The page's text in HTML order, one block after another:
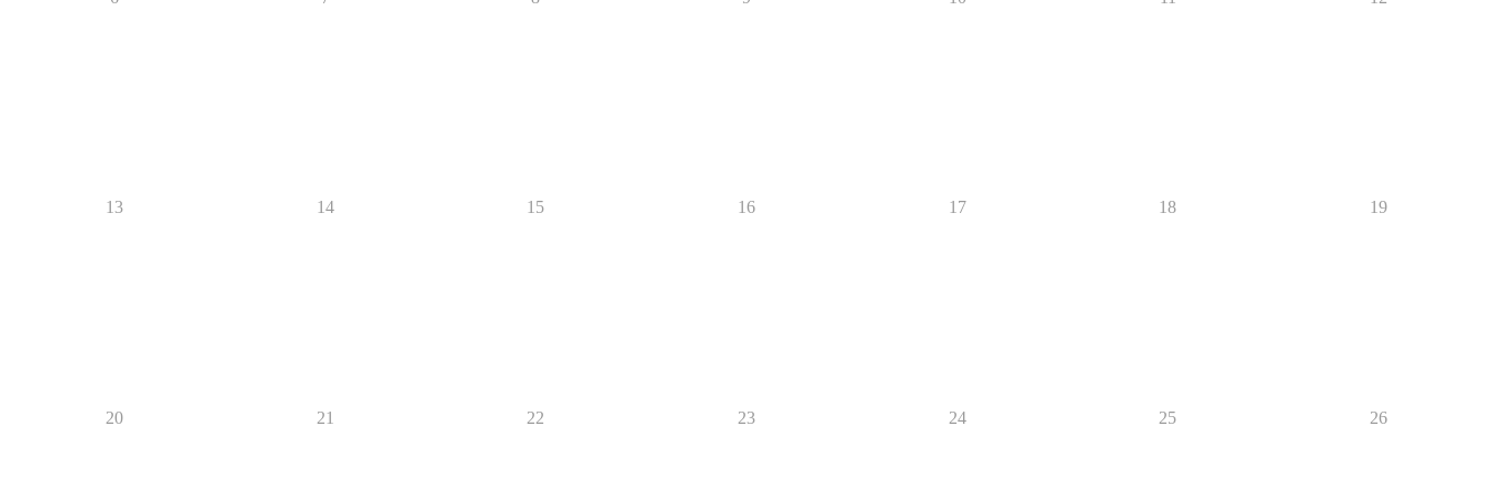
13 14 15 16 17 18 19
20 21 22 23 24 25 26